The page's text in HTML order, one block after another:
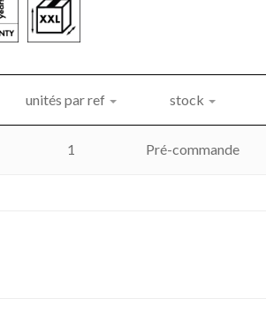
unités par ref stock
1 Pré-commande